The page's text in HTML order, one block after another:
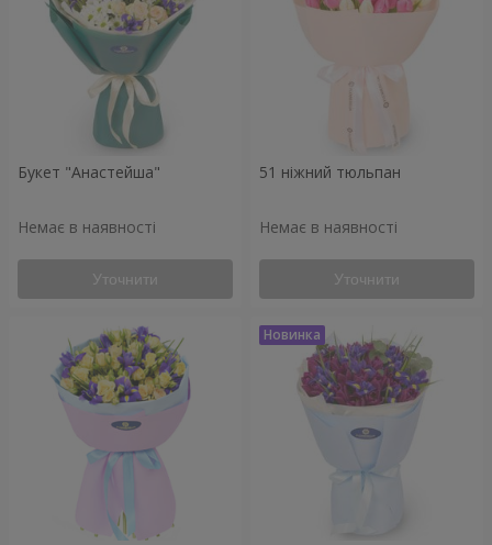
Букет "Анастейша"
Немає в наявності
Уточнити
51 ніжний тюльпан
Немає в наявності
Уточнити